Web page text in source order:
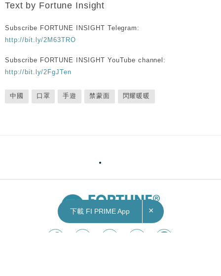
Text by Fortune Insight
Subscribe FORTUNE INSIGHT Telegram:
http://bit.ly/2M63TRO
Subscribe FORTUNE INSIGHT YouTube channel:
http://bit.ly/2FgJTen
中國 口罩 手遊 禁蒙面 閃耀暖暖
下載 FI PRIME App ×